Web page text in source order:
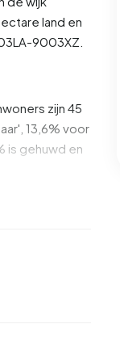
land en
9003XZ.
zijn 45
13,6% voor
is gehuwd en
ligt het